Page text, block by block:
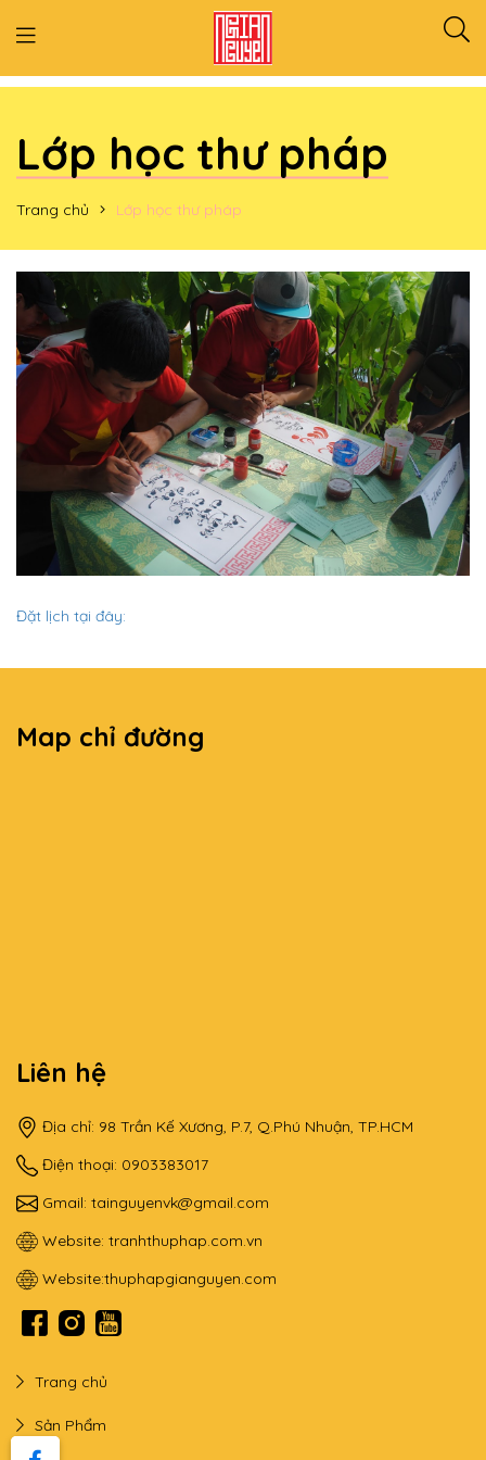
Lớp học thư pháp
Trang chủ Lớp học thư pháp
Đặt lịch tại đây:
Map chỉ đường
Liên hệ
Địa chỉ: 98 Trần Kế Xương, P.7, Q.Phú Nhuận, TP.HCM
Điện thoại: 0903383017
Gmail: tainguyenvk@gmail.com
Website: tranhthuphap.com.vn
Website:thuphapgianguyen.com
Trang chủ
Sản Phẩm